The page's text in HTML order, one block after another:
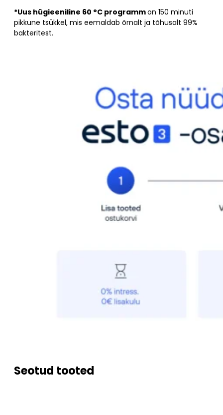
*Uus hügieeniline 60 °C programmon 150 minuti
pikkune tsükkel, mis eemaldab õrnalt ja tõhusalt 99%
bakteritest.
Seotud tooted